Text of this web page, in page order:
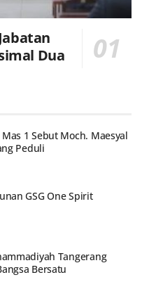
Dua
1 Sebut Moch. Maesyal
Peduli
GSG One Spirit
Tangerang
Bersatu